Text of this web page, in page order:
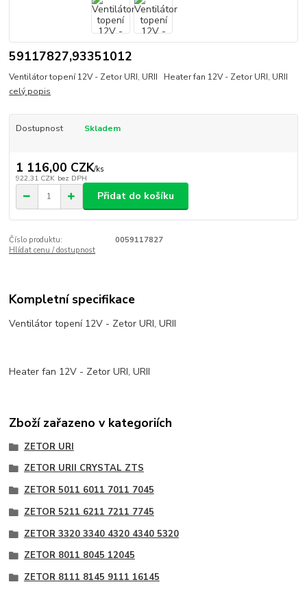
59117827,93351012
Ventilátor topení 12V - Zetor URI, URII Heater fan 12V - Zetor URI, URII
celý popis
Dostupnost Skladem
1 116,00 CZK/ks
922,31 CZK bez DPH
Přidat do košíku
Číslo produktu:
0059117827
Hlídat cenu / dostupnost
Kompletní specifikace
Ventilátor topení 12V - Zetor URI, URII
Heater fan 12V - Zetor URI, URII
Zboží zařazeno v kategoriích
ZETOR URI
ZETOR URII CRYSTAL ZTS
ZETOR 5011 6011 7011 7045
ZETOR 5211 6211 7211 7745
ZETOR 3320 3340 4320 4340 5320
ZETOR 8011 8045 12045
ZETOR 8111 8145 9111 16145